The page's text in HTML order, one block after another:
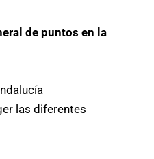
de puntos en la
las diferentes